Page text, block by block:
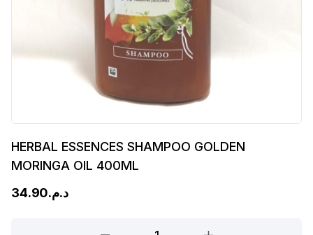
HERBAL ESSENCES SHAMPOO GOLDEN
MORINGA OIL 400ML
د.م.34.90